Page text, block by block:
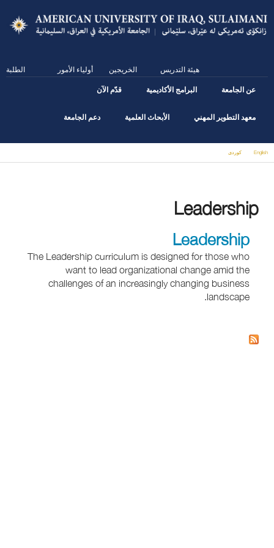
main
content
الطلبة أولياء الأمور الخريجين هيئة التدريس
عن الجامعة البرامج الأكاديمية قدّم الآن
معهد التطوير المهني الأبحاث العلمية دعم الجامعة
English كوردى
Leadership
Leadership
The Leadership curriculum is designed for those who
want to lead organizational change amid the
challenges of an increasingly changing business
landscape.